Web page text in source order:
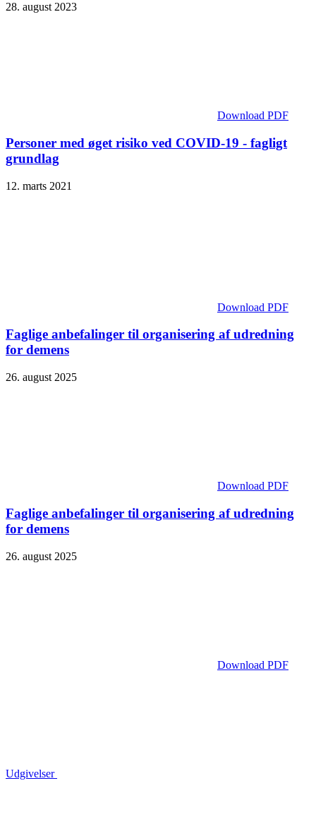
28. august 2023
Download PDF
Personer med øget risiko ved COVID-19 - fagligt
grundlag
12. marts 2021
Download PDF
Faglige anbefalinger til organisering af udredning
for demens
26. august 2025
Download PDF
Faglige anbefalinger til organisering af udredning
for demens
26. august 2025
Download PDF
Udgivelser